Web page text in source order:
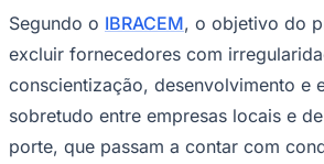
Corinthians
Segundo o IBRACEM, o objetivo do
excluir fornecedores com
conscientização, desenvolvimento e
sobretudo entre empresas locais e
porte, que passam a contar com